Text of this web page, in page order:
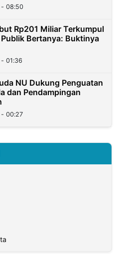
08:50
Rp201 Miliar Terkumpul
Bertanya: Buktinya
01:36
NU Dukung Penguatan
dan Pendampingan
00:27